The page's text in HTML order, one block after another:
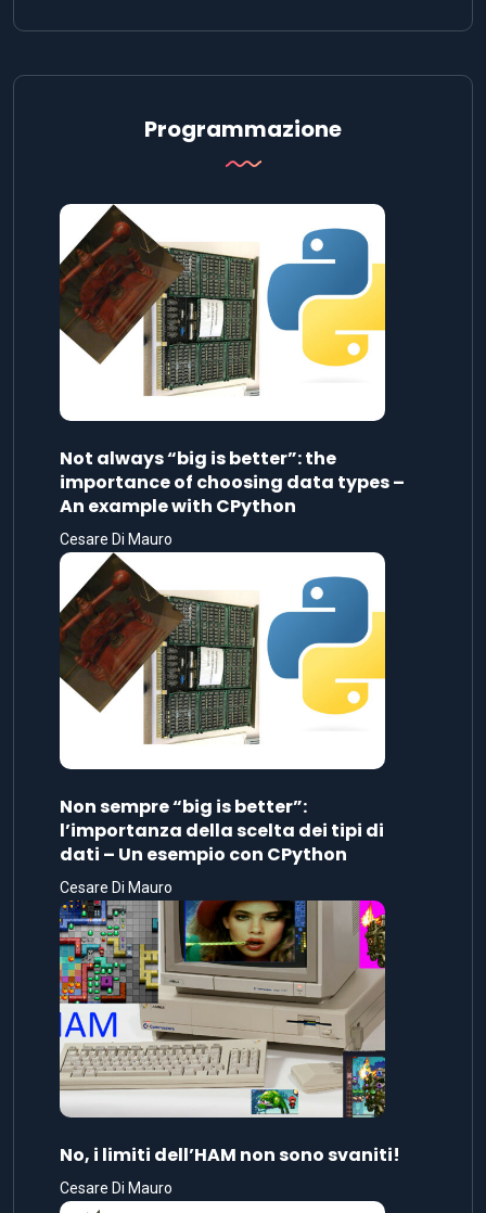
Programmazione
Not always “big is better”: the
importance of choosing data types –
An example with CPython
Cesare Di Mauro
Non sempre “big is better”:
l’importanza della scelta dei tipi di
dati – Un esempio con CPython
Cesare Di Mauro
No, i limiti dell’HAM non sono svaniti!
Cesare Di Mauro